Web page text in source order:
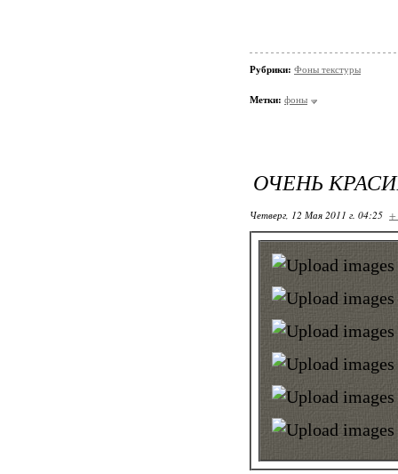
Рубрики: Фоны текстуры
Метки: фоны
ОЧЕНЬ
Четверг, 12 Мая 2011 г. 04:25 +